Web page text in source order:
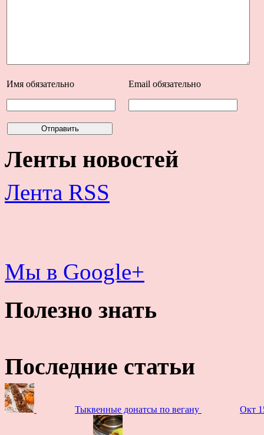
Имя обязательно Email обязательно
Ленты новостей
Лента RSS
Мы в Google+
Полезно знать
Последние статьи
Тыквенные донатсы по вегану Окт